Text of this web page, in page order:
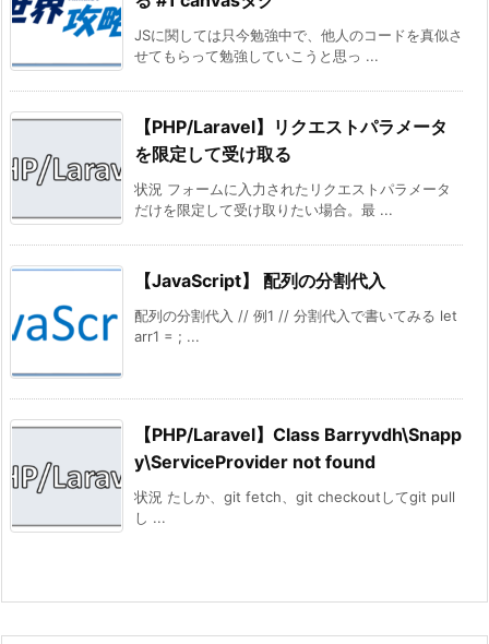
JSに関しては只今勉強中で、他人のコードを真似さ
せてもらって勉強していこうと思っ ...
【PHP/Laravel】リクエストパラメータ
を限定して受け取る
状況 フォームに入力されたリクエストパラメータ
だけを限定して受け取りたい場合。最 ...
【JavaScript】 配列の分割代入
配列の分割代入 // 例1 // 分割代入で書いてみる let
arr1 = ; ...
【PHP/Laravel】Class Barryvdh\Snapp
y\ServiceProvider not found
状況 たしか、git fetch、git checkoutしてgit pull
し ...